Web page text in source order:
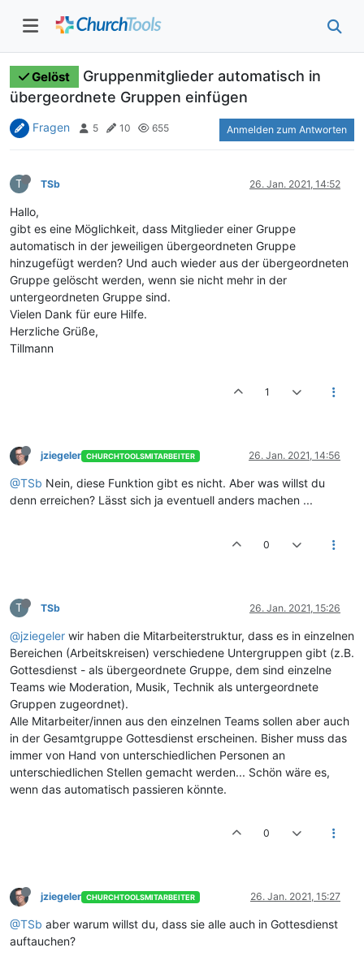
Gelöst
Gruppenmitglieder automatisch in
übergeordnete Gruppen einfügen
Fragen 5 10 655 Anmelden zum Antworten
T TSb 26. Jan. 2021, 14:52
Hallo,
gibt es eine Möglichkeit, dass Mitglieder einer Gruppe
automatisch in der jeweiligen übergeordneten Gruppe
hinzugefügt werden? Und auch wieder aus der übergeordneten
Gruppe gelöscht werden, wenn sie nicht mehr in der
untergeordneten Gruppe sind.
Vielen Dank für eure Hilfe.
Herzliche Grüße,
Tillmann
1
jziegeler CHURCHTOOLSMITARBEITER 26. Jan. 2021, 14:56
@TSb Nein, diese Funktion gibt es nicht. Aber was willst du
denn erreichen? Lässt sich ja eventuell anders machen ...
0
T TSb 26. Jan. 2021, 15:26
@jziegeler wir haben die Mitarbeiterstruktur, dass es in einzelnen
Bereichen (Arbeitskreisen) verschiedene Untergruppen gibt (z.B.
Gottesdienst - als übergeordnete Gruppe, dem sind einzelne
Teams wie Moderation, Musik, Technik als untergeordnete
Gruppen zugeordnet).
Alle Mitarbeiter/innen aus den einzelnen Teams sollen aber auch
in der Gesamtgruppe Gottesdienst erscheinen. Bisher muss das
immer von Hand von unterschiedlichen Personen an
unterschiedlichen Stellen gemacht werden... Schön wäre es,
wenn das automatisch passieren könnte.
0
jziegeler CHURCHTOOLSMITARBEITER 26. Jan. 2021, 15:27
@TSb aber warum willst du, dass sie alle auch in Gottesdienst
auftauchen?